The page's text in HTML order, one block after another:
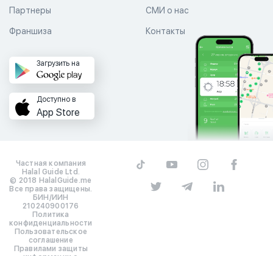
СМИ о нас
Контакты
Партнеры
Франшиза
Загрузить на
Доступно в
App Store
Частная компания
Halal Guide Ltd.
© 2018 HalalGuide.me
Все права защищены.
БИН/ИИН
210240900176
Политика
конфиденциальности
Пользовательское
соглашение
Правилами защиты